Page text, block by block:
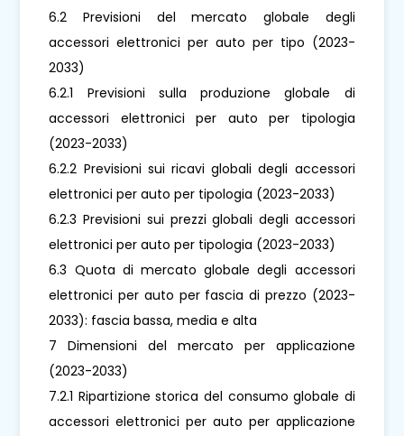
6.2 Previsioni del mercato globale degli
accessori elettronici per auto per tipo (2023-
2033)
6.2.1 Previsioni sulla produzione globale di
accessori elettronici per auto per tipologia
(2023-2033)
6.2.2 Previsioni sui ricavi globali degli accessori
elettronici per auto per tipologia (2023-2033)
6.2.3 Previsioni sui prezzi globali degli accessori
elettronici per auto per tipologia (2023-2033)
6.3 Quota di mercato globale degli accessori
elettronici per auto per fascia di prezzo (2023-
2033): fascia bassa, media e alta
7 Dimensioni del mercato per applicazione
(2023-2033)
7.2.1 Ripartizione storica del consumo globale di
accessori elettronici per auto per applicazione